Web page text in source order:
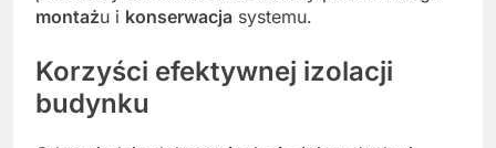
montażu i konserwacja systemu.
Korzyści efektywnej izolacji
budynku